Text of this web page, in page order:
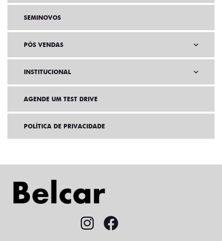
SEMINOVOS
PÓS VENDAS
INSTITUCIONAL
AGENDE UM TEST DRIVE
POLÍTICA DE PRIVACIDADE